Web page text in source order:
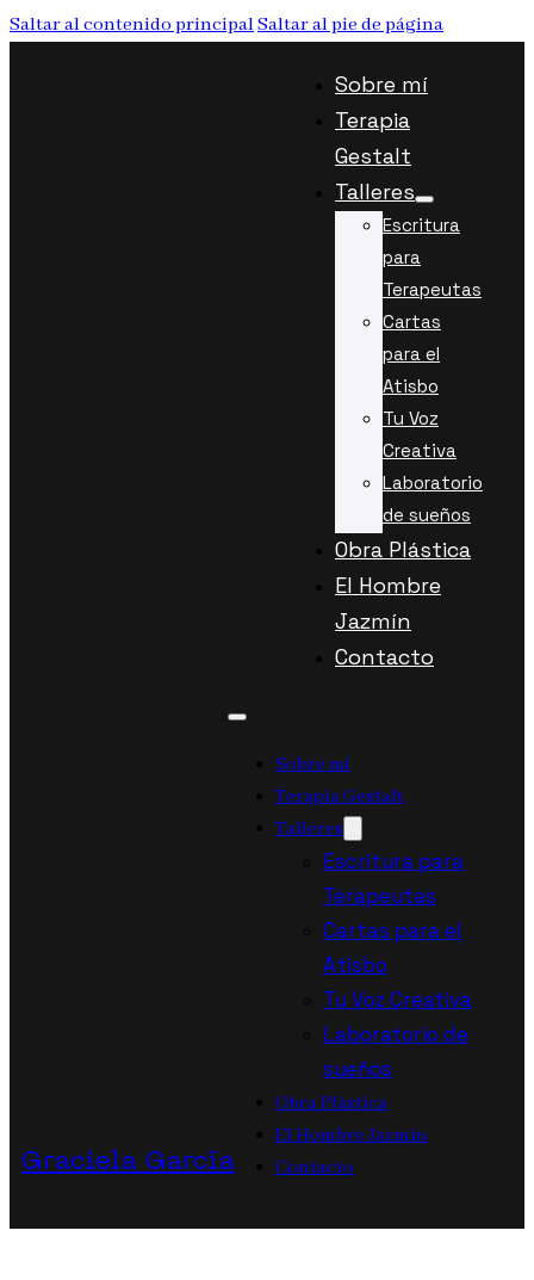
Saltar al contenido principalSaltar al pie de página
Graciela García
Sobre mí
Terapia
Gestalt
Talleres
Escritura
para
Terapeutas
Cartas
para el
Atisbo
Tu Voz
Creativa
Laboratorio
de sueños
Obra Plástica
El Hombre
Jazmín
Contacto
Sobre mí
Terapia Gestalt
Talleres
Escritura para
Terapeutas
Cartas para el
Atisbo
Tu Voz Creativa
Laboratorio de
sueños
Obra Plástica
El Hombre Jazmín
Contacto